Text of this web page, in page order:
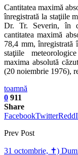
Cantitatea maximă
înregistrată la staţiile
Dr. Tr. Severin, în
cantitatea maximă
78,4 mm,
staţiile
maxima absolută
(20 noiembrie 1976),
toamnă
0 911
Share
FacebookTwitter
Prev Post
31 octombrie, ✝)